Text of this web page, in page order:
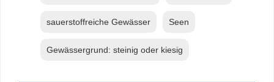
sauerstoffreiche Gewässer Seen
Gewässergrund: steinig oder kiesig